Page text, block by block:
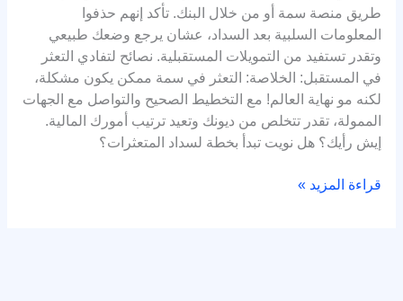
طريق منصة سمة أو من خلال البنك. تأكد إنهم حذفوا
المعلومات السلبية بعد السداد، عشان يرجع وضعك طبيعي
وتقدر تستفيد من التمويلات المستقبلية. نصائح لتفادي التعثر
في المستقبل: الخلاصة: التعثر في سمة ممكن يكون مشكلة،
لكنه مو نهاية العالم! مع التخطيط الصحيح والتواصل مع الجهات
الممولة، تقدر تتخلص من ديونك وتعيد ترتيب أمورك المالية.
إيش رأيك؟ هل نويت تبدأ بخطة لسداد المتعثرات؟
قراءة المزيد »